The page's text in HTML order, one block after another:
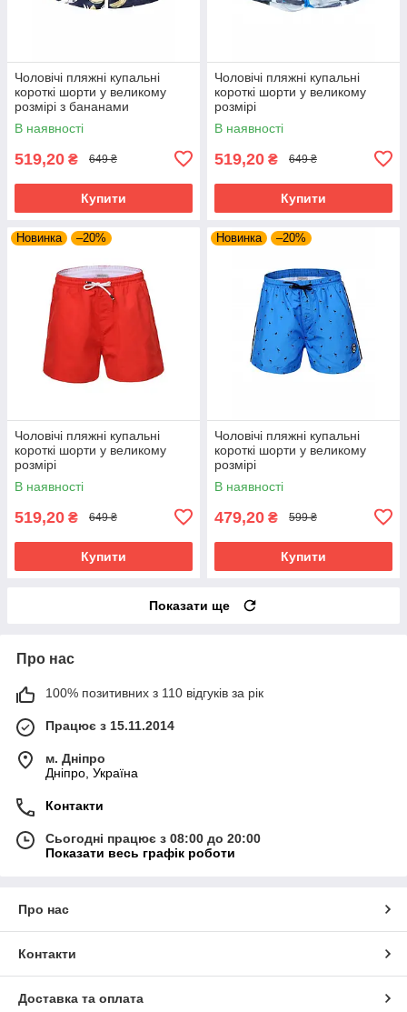
Чоловічі пляжні купальні
короткі шорти у великому
розмірі з бананами
В наявності
519,20 ₴ 649 ₴
Купити
Чоловічі пляжні купальні
короткі шорти у великому
розмірі
В наявності
519,20 ₴ 649 ₴
Купити
Новинка –20%
Чоловічі пляжні купальні
короткі шорти у великому
розмірі
В наявності
519,20 ₴ 649 ₴
Купити
Новинка –20%
Чоловічі пляжні купальні
короткі шорти у великому
розмірі
В наявності
479,20 ₴ 599 ₴
Купити
Показати ще
Про нас
100% позитивних з 110 відгуків за рік
Працює з 15.11.2014
м. Дніпро
Дніпро, Україна
Контакти
Сьогодні працює з 08:00 до 20:00
Показати весь графік роботи
Про нас
Контакти
Доставка та оплата